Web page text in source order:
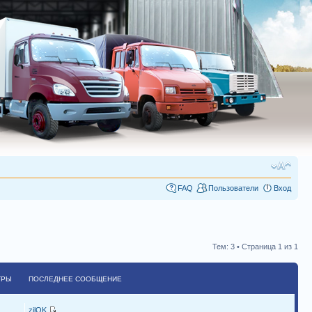
FAQ Пользователи Вход
Тем: 3 • Страница 1 из 1
ПОСЛЕДНЕЕ СООБЩЕНИЕ
zilOK